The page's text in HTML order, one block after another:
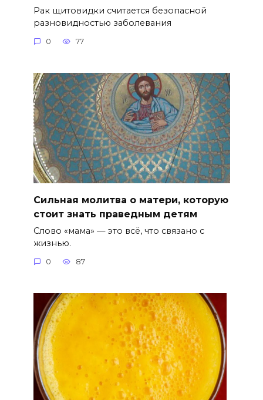
Рак щитовидки считается безопасной
разновидностью заболевания
0 77
Сильная молитва о матери, которую
стоит знать праведным детям
Слово «мама» — это всё, что связано с
жизнью.
0 87